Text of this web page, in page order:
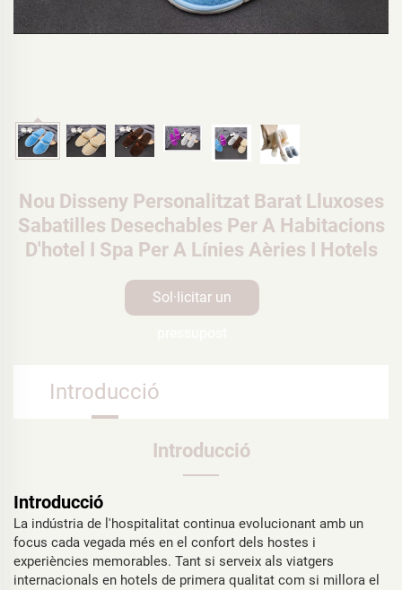
Nou Disseny Personalitzat Barat Lluxoses
Sabatilles Desechables Per A Habitacions
D'hotel I Spa Per A Línies Aèries I Hotels
Sol·licitar un
Introducció
Introducció
Introducció
La indústria de l'hospitalitat continua evolucionant amb un
focus cada vegada més en el confort dels hostes i
experiències memorables. Tant si serveix als viatgers
internacionals en hotels de primera qualitat com si millora el